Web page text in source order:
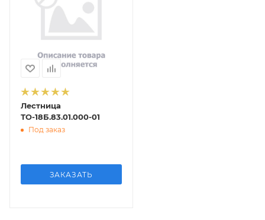
Лестница
ТО-18Б.83.01.000-01
Под заказ
ЗАКАЗАТЬ